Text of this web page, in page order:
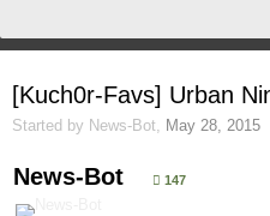
[Kuch0r-Favs] Urban
Started by News-Bot May 28, 2015
News-Bot 147